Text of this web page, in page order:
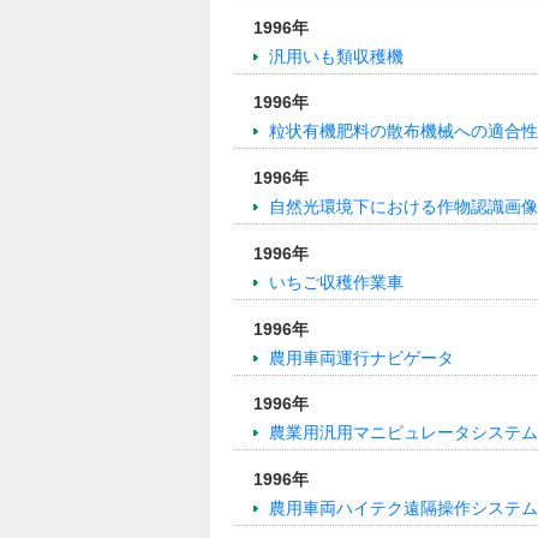
1996年
汎用いも類収穫機
1996年
粒状有機肥料の散布機械への適合性
1996年
自然光環境下における作物認識画
1996年
いちご収穫作業車
1996年
農用車両運行ナビゲータ
1996年
農業用汎用マニピュレータシステム
1996年
農用車両ハイテク遠隔操作システム